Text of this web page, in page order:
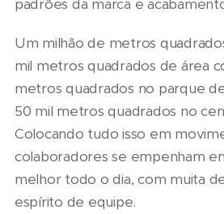
padrões da marca e
Um milhão de metros
mil metros quadrados de área
metros quadrados no parque
50 mil metros quadrados no
Colocando tudo isso em
colaboradores se empenham
melhor todo o dia, com muita
espírito de equipe.